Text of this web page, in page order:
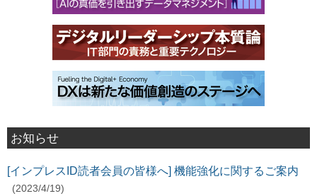
お知らせ
[インプレスID読者会員の皆様へ] 機能強化に関するご案内
(2023/4/19)